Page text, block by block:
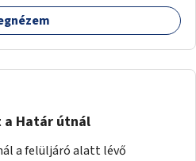
Határ útnál
a felüljáró alatt lévő